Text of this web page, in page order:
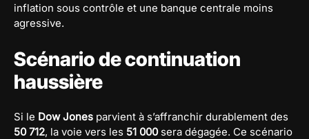
inflation sous contrôle et une banque centrale moins
agressive.
Scénario de continuation
haussière
Si le Dow Jones parvient à s’affranchir durablement des
50 712, la voie vers les 51 000 sera dégagée. Ce scénario